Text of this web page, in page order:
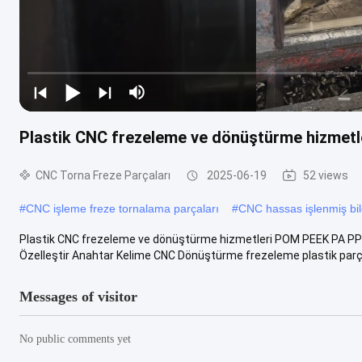
Plastik CNC frezeleme ve dönüştürme
CNC Torna Freze Parçaları 2025-06-19 52 views
#CNC işleme freze tornalama parçaları #CNC hassas işlenmiş
Plastik CNC frezeleme ve dönüştürme hizmetleri POM PEEK PA
Özelleştir Anahtar Kelime CNC Dönüştürme frezeleme plastik
Messages of visitor
No public comments yet